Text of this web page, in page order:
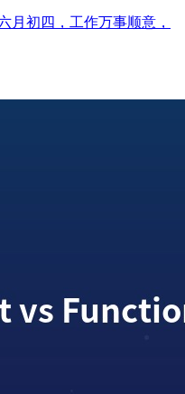
月初四，工作万事顺意，